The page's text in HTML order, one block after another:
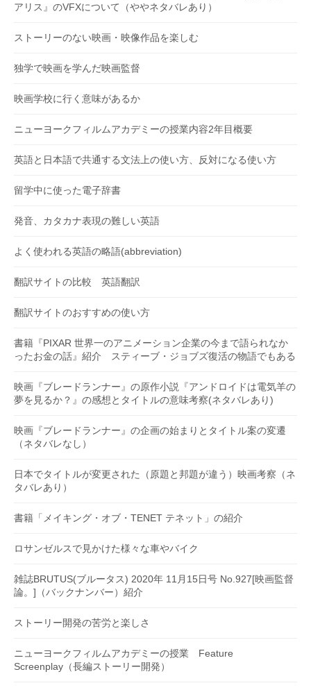
アリス』のVFXについて（ややネタバレあり）
ストーリーのない映画・映像作品を楽しむ
独学で映画を学んだ映画監督
映画学校に行く意味があるか
ニューヨークフィルムアカデミーの授業内容2年目概要
英語と日本語で共通する文法上の使い方、反対になる使い方
留学中に使った電子辞書
発音、カタカナ表現の難しい英語
よく使われる英語の略語(abbreviation)
翻訳サイトの比較 英語翻訳
翻訳サイトのおすすめの使い方
書籍『PIXAR 世界一のアニメーション企業の今まで語られなか
ったお金の話』紹介 スティーブ・ジョブズ復活の物語でもある
映画『ブレードランナー』の原作小説『アンドロイドは電気羊の
夢を見るか？』の感想とタイトルの意味考察(ネタバレあり)
映画『ブレードランナー』の企画の始まりとタイトル案の変遷
（ネタバレなし）
日本でタイトルが変更された（原題と邦題が違う）映画考察（ネ
タバレあり）
書籍「メイキング・オブ・TENET テネット」の紹介
ロサンゼルスで見かけた様々な車やバイク
雑誌BRUTUS(ブルータス) 2020年 11月15日号 No.927[映画監督
論。]（バックナンバー）紹介
ストーリー開発の苦労と楽しさ
ニューヨークフィルムアカデミーの授業 Feature
Screenplay（長編ストーリー開発）